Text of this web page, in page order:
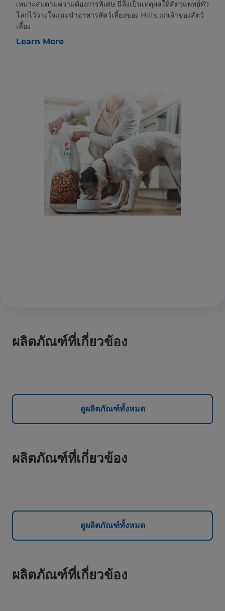
เหมาะสมตามความต้องการพิเศษ นี่จึงเป็นเหตุผลให้สัตวแพทย์ทั่ว
โลกไว้วางใจแนะนำอาหารสัตว์เลี้ยงของ Hill's แก่เจ้าของสัตว์
เลี้ยง
Learn More
ผลิตภัณฑ์ที่เกี่ยวข้อง
ดูผลิตภัณฑ์ทั้งหมด
ผลิตภัณฑ์ที่เกี่ยวข้อง
ดูผลิตภัณฑ์ทั้งหมด
ผลิตภัณฑ์ที่เกี่ยวข้อง